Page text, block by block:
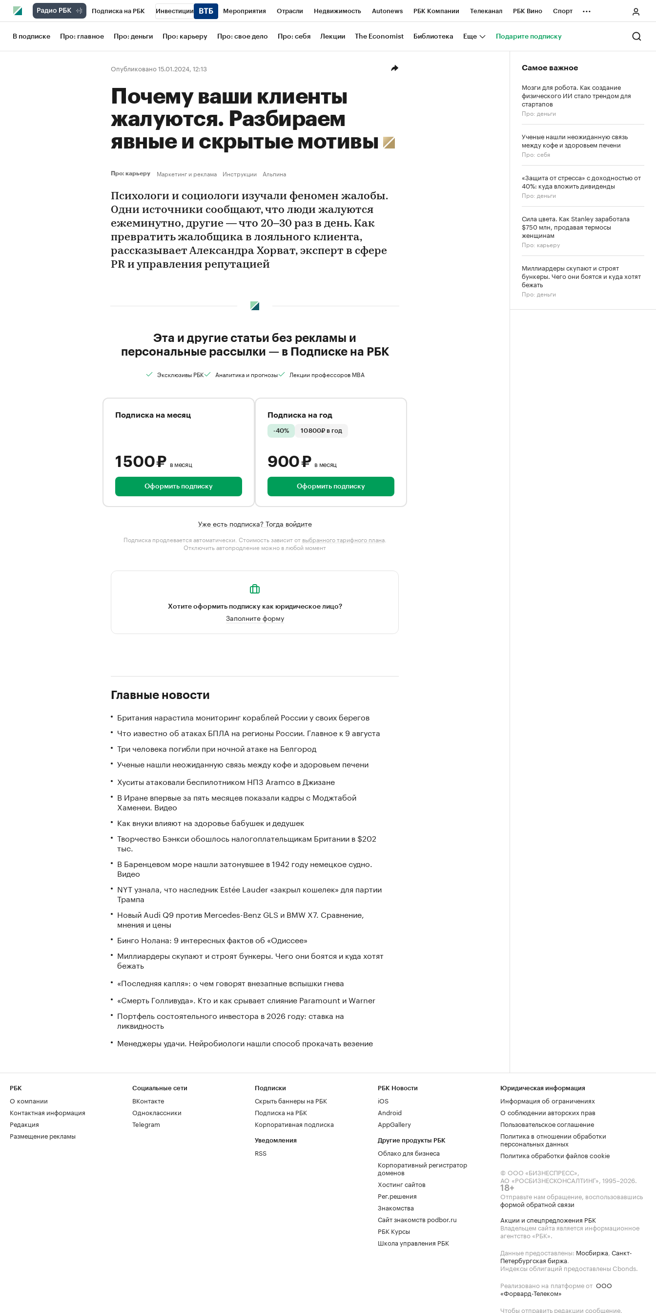
Подписка на РБК Инвестиции Мероприятия Отрасли Недвижимость Autonews РБК Компании Телеканал РБК Вино Спорт
Школа управления РБК РБК Образование РБК Life Тренды Визионеры Национальные проекты Город
Рынок наличной валюты
...
В подписке Про: главное Про: деньги Про: карьеру Про: свое дело Про: себя Лекции The Economist Библиотека Еще Подарите подписку
Опубликовано 15.01.2024, 12:13
Почему ваши клиенты
жалуются. Разбираем
явные и скрытые мотивы
Про: карьеру Маркетинг и реклама Инструкции Альпина
Психологи и социологи изучали феномен жалобы.
Одни источники сообщают, что люди жалуются
ежеминутно, другие — что 20–30 раз в день. Как
превратить жалобщика в лояльного клиента,
рассказывает Александра Хорват, эксперт в сфере
PR и управления репутацией
Эта и другие статьи без рекламы и
персональные рассылки — в Подписке на РБК
Эксклюзивы РБК Аналитика и прогнозы Лекции профессоров MBA
Подписка на месяц
1 500 ₽ в месяц
Оформить подписку
Подписка на год
-40% 10 800₽ в год
900 ₽ в месяц
Оформить подписку
Уже есть подписка? Тогда войдите
Подписка продлевается автоматически. Стоимость зависит от выбранного тарифного плана.
Отключить автопродление можно в любой момент
Хотите оформить подписку как юридическое лицо?
Заполните форму
Главные новости
Британия нарастила мониторинг кораблей России у своих берегов
Что известно об атаках БПЛА на регионы России. Главное к 9 августа
Три человека погибли при ночной атаке на Белгород
Ученые нашли неожиданную связь между кофе и здоровьем печени
Хуситы атаковали беспилотником НПЗ Aramco в Джизане
В Иране впервые за пять месяцев показали кадры с Моджтабой
Хаменеи. Видео
Как внуки влияют на здоровье бабушек и дедушек
Творчество Бэнкси обошлось налогоплательщикам Британии в $202
тыс.
В Баренцевом море нашли затонувшее в 1942 году немецкое судно.
Видео
NYT узнала, что наследник Estée Lauder «закрыл кошелек» для партии
Трампа
Новый Audi Q9 против Mercedes-Benz GLS и BMW X7. Сравнение,
мнения и цены
Бинго Нолана: 9 интересных фактов об «Одиссее»
Миллиардеры скупают и строят бункеры. Чего они боятся и куда хотят
бежать
«Последняя капля»: о чем говорят внезапные вспышки гнева
«Смерть Голливуда». Кто и как срывает слияние Paramount и Warner
Портфель состоятельного инвестора в 2026 году: ставка на
ликвидность
Менеджеры удачи. Нейробиологи нашли способ прокачать везение
Самое важное
Мозги для робота. Как создание
физического ИИ стало трендом для
стартапов
Про: деньги
Ученые нашли неожиданную связь
между кофе и здоровьем печени
Про: себя
«Защита от стресса» с доходностью от
40%: куда вложить дивиденды
Про: деньги
Сила цвета. Как Stanley заработала
$750 млн, продавая термосы
женщинам
Про: карьеру
Миллиардеры скупают и строят
бункеры. Чего они боятся и куда хотят
бежать
Про: деньги
РБК
О компании
Контактная информация
Редакция
Размещение рекламы
Социальные сети
ВКонтакте
Одноклассники
Telegram
Подписки
Скрыть баннеры на РБК
Подписка на РБК
Корпоративная подписка
Уведомления
RSS
РБК Новости
iOS
Android
AppGallery
Другие продукты РБК
Облако для бизнеса
Корпоративный регистратор
доменов
Хостинг сайтов
Рег.решения
Знакомства
Сайт знакомств podbor.ru
РБК Курсы
Школа управления РБК
Юридическая информация
Информация об ограничениях
О соблюдении авторских прав
Пользовательское соглашение
Политика в отношении обработки
персональных данных
Политика обработки файлов cookie
© ООО «БИЗНЕСПРЕСС»,
АО «РОСБИЗНЕСКОНСАЛТИНГ», 1995–2026.
18+
Отправьте нам обращение, воспользовавшись
формой обратной связи
Акции и спецпредложения РБК
Владельцем сайта является информационное
агентство «РБК».
Данные предоставлены: Мосбиржа, Санкт-
Петербургская биржа.
Индексы облигаций предоставлены Cbonds.
Реализовано на платформе от ООО
«Форвард-Телеком»
Чтобы отправить редакции сообщение,